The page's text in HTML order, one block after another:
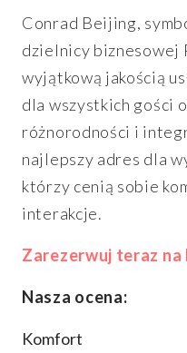
Conrad Beijing,
dzielnicy biznesowej
wyjątkową jakością
dla wszystkich gości
różnorodności i
najlepszy adres dla
którzy cenią sobie
interakcje.
Zarezerwuj teraz na
Nasza ocena:
Komfort